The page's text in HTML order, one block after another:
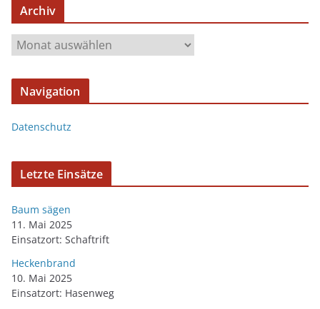
Archiv
Navigation
Datenschutz
Letzte Einsätze
Baum sägen
11. Mai 2025
Einsatzort: Schaftrift
Heckenbrand
10. Mai 2025
Einsatzort: Hasenweg